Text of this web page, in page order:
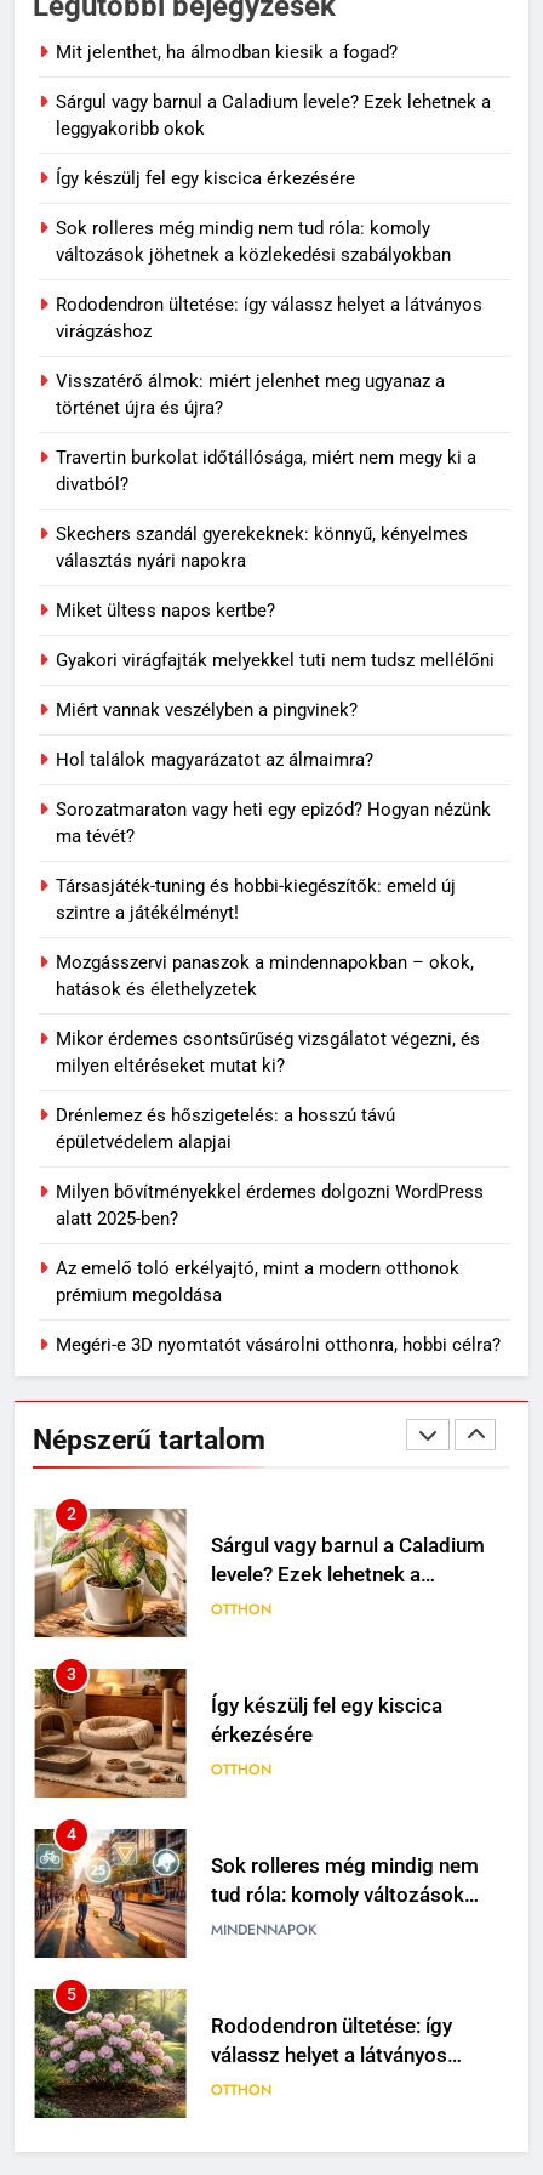
Mit jelenthet, ha álmodban kiesik a fogad?
Sárgul vagy barnul a Caladium levele? Ezek lehetnek a
leggyakoribb okok
Így készülj fel egy kiscica érkezésére
Sok rolleres még mindig nem tud róla: komoly
változások jöhetnek a közlekedési szabályokban
Rododendron ültetése: így válassz helyet a látványos
virágzáshoz
Visszatérő álmok: miért jelenhet meg ugyanaz a
történet újra és újra?
Travertin burkolat időtállósága, miért nem megy ki a
divatból?
Skechers szandál gyerekeknek: könnyű, kényelmes
választás nyári napokra
Miket ültess napos kertbe?
Gyakori virágfajták melyekkel tuti nem tudsz mellélőni
Miért vannak veszélyben a pingvinek?
Hol találok magyarázatot az álmaimra?
Sorozatmaraton vagy heti egy epizód? Hogyan nézünk
ma tévét?
Társasjáték-tuning és hobbi-kiegészítők: emeld új
szintre a játékélményt!
Mozgásszervi panaszok a mindennapokban – okok,
hatások és élethelyzetek
Mikor érdemes csontsűrűség vizsgálatot végezni, és
milyen eltéréseket mutat ki?
Drénlemez és hőszigetelés: a hosszú távú
épületvédelem alapjai
Milyen bővítményekkel érdemes dolgozni WordPress
alatt 2025-ben?
Az emelő toló erkélyajtó, mint a modern otthonok
prémium megoldása
Megéri-e 3D nyomtatót vásárolni otthonra, hobbi célra?
Népszerű tartalom
Rododendron ültetése: így
válassz helyet a látványos
6
Visszatérő álmok: miért jelenhet
meg ugyanaz a történet újra és
Travertin burkolat időtállósága,
miért nem megy ki a divatból?
OTTHON
Skechers szandál gyerekeknek:
nyári napokra
VÁSÁRLÁS
Mit jelenthet, ha álmodban
MINDENNAPOK
levele? Ezek lehetnek a
leggyakoribb okok
OTTHON
érkezésére
OTTHON
tud róla: komoly változások
jöhetnek a közlekedési
szabályokban
MINDENNAPOK
válassz helyet a látványos
virágzáshoz
OTTHON